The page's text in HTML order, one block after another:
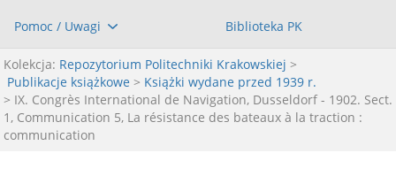
Pomoc / Uwagi Biblioteka PK
Kolekcja: Repozytorium Politechniki Krakowskiej >
Publikacje książkowe > Książki wydane przed 1939 r.
> IX. Congrès International de Navigation, Dusseldorf - 1902. Sect.
1, Communication 5, La résistance des bateaux à la traction :
communication